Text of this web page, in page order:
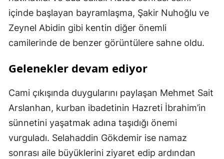
içinde başlayan bayramlaşma, Şakir Nuhoğlu ve
Zeynel Abidin gibi kentin diğer önemli
camilerinde de benzer görüntülere sahne oldu.
Gelenekler devam ediyor
Cami çıkışında duygularını paylaşan Mehmet Sait
Arslanhan, kurban ibadetinin Hazreti İbrahim’in
sünnetini yaşatmak adına taşıdığı önemi
vurguladı. Selahaddin Gökdemir ise namaz
sonrası aile büyüklerini ziyaret edip ardından